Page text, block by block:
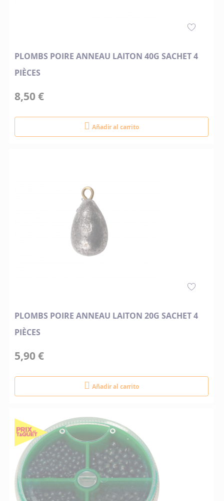
PLOMBS POIRE ANNEAU LAITON 40G SACHET 4
PIÈCES
8,50 €
Añadir al carrito
PLOMBS POIRE ANNEAU LAITON 20G SACHET 4
PIÈCES
5,90 €
Añadir al carrito